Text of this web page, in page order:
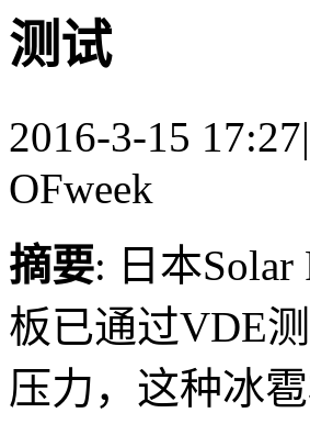
测试
2016-3-15 17:27|
OFweek
摘要: 日本
板已通过VDE
压力，这种冰